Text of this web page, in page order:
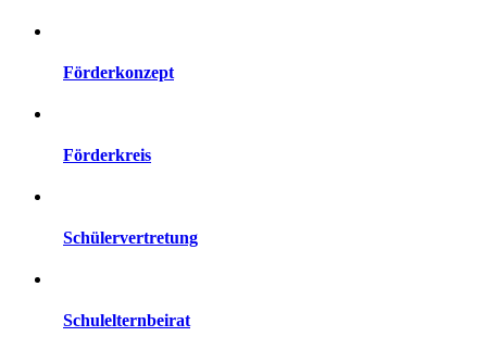
Förderkonzept
Förderkreis
Schülervertretung
Schulelternbeirat